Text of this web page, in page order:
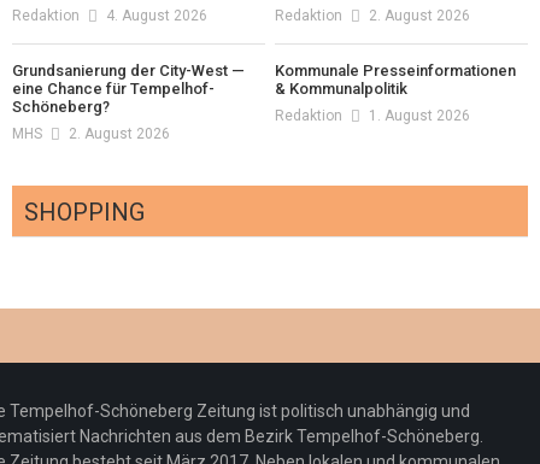
Redaktion 4. August 2026 Redaktion 2. August 2026
Grundsanierung der City-West —
eine Chance für Tempelhof-
Schöneberg?
MHS 2. August 2026
Kommunale Presseinformationen
& Kommunalpolitik
Redaktion 1. August 2026
SHOPPING
Redaktion 23. Juli 2026
Pepe Jeans London mit Summer Sale und
neuer Kollektion
Redaktion 19. Juli 2026
Tempelhof-Schöneberg Zeitung ist politisch unabhängig und
Nachrichten aus dem Bezirk Tempelhof-Schöneberg.